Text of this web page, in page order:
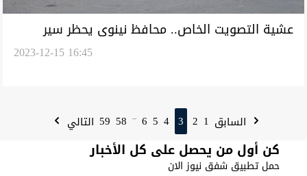
عشية التصويت الخاص.. محافظ نينوى يحظر سير
2023-12-15 16:45
السابق 1
2
3
4
5
6
...
58
59 التالي
كن أول من يحصل على كل الأخبار
حمل تطبيق شفق نيوز الان